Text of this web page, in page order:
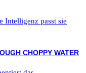
Intelligenz passt sie